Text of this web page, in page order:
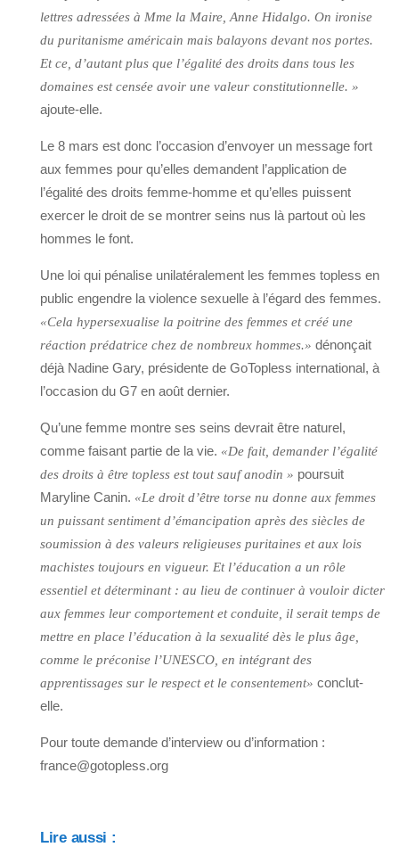
lettres adressées à Mme la Maire, Anne Hidalgo. On ironise
du puritanisme américain mais balayons devant nos portes.
Et ce, d’autant plus que l’égalité des droits dans tous les
domaines est censée avoir une valeur constitutionnelle. »
ajoute-elle.
Le 8 mars est donc l’occasion d’envoyer un message fort
aux femmes pour qu’elles demandent l’application de
l’égalité des droits femme-homme et qu’elles puissent
exercer le droit de se montrer seins nus là partout où les
hommes le font.
Une loi qui pénalise unilatéralement les femmes topless en
public engendre la violence sexuelle à l’égard des femmes.
«Cela hypersexualise la poitrine des femmes et créé une
réaction prédatrice chez de nombreux hommes.» dénonçait
déjà Nadine Gary, présidente de GoTopless international, à
l’occasion du G7 en août dernier.
Qu’une femme montre ses seins devrait être naturel,
comme faisant partie de la vie. «De fait, demander l’égalité
des droits à être topless est tout sauf anodin » poursuit
Maryline Canin. «Le droit d’être torse nu donne aux femmes
un puissant sentiment d’émancipation après des siècles de
soumission à des valeurs religieuses puritaines et aux lois
machistes toujours en vigueur. Et l’éducation a un rôle
essentiel et déterminant : au lieu de continuer à vouloir dicter
aux femmes leur comportement et conduite, il serait temps de
mettre en place l’éducation à la sexualité dès le plus âge,
comme le préconise l’UNESCO, en intégrant des
apprentissages sur le respect et le consentement» conclut-
elle.
Pour toute demande d’interview ou d’information :
france@gotopless.org
Lire aussi :